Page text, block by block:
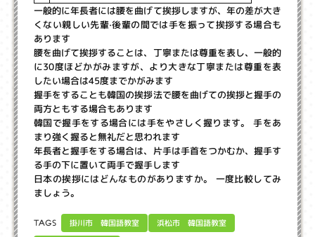
一般的に年長者には腰を曲げて挨拶しますが、年の差が大き
くない親しい先輩·後輩の間では手を振って挨拶する場合も
あります
腰を曲げて挨拶することは、丁寧または尊重を表し、一般的
に30度ほどかがみますが、より大きな丁寧または尊重を表
したい場合は45度までかがみます
握手をすることも韓国の挨拶法で腰を曲げての挨拶と握手の
両方ともする場合もあります
韓国で握手をする場合には手をやさしく握ります。 手をあ
まり強く握ると無礼だと思われます
年長者と握手をする場合は、片手は手首をつかむか、握手す
る手の下に置いて両手で握手します
日本の挨拶にはどんなものがありますか。 一度比較してみ
ましょう。
TAGS 掛川市 韓国語教室
浜松市 韓国語教室